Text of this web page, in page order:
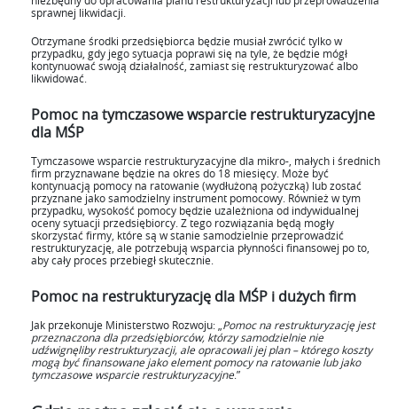
sprawnej likwidacji.
Otrzymane środki przedsiębiorca będzie musiał zwrócić tylko w
przypadku, gdy jego sytuacja poprawi się na tyle, że będzie mógł
kontynuować swoją działalność, zamiast się restrukturyzować albo
likwidować.
Pomoc na tymczasowe wsparcie restrukturyzacyjne
dla MŚP
Tymczasowe wsparcie restrukturyzacyjne dla mikro-, małych i średnich
firm przyznawane będzie na okres do 18 miesięcy. Może być
kontynuacją pomocy na ratowanie (wydłużoną pożyczką) lub zostać
przyznane jako samodzielny instrument pomocowy. Również w tym
przypadku, wysokość pomocy będzie uzależniona od indywidualnej
oceny sytuacji przedsiębiorcy. Z tego rozwiązania będą mogły
skorzystać firmy, które są w stanie samodzielnie przeprowadzić
restrukturyzację, ale potrzebują wsparcia płynności finansowej po to,
aby cały proces przebiegł skutecznie.
Pomoc na restrukturyzację dla MŚP i dużych firm
Jak przekonuje Ministerstwo Rozwoju: „ Pomoc na restrukturyzację jest
przeznaczona dla przedsiębiorców, którzy samodzielnie nie
udźwignęliby restrukturyzacji, ale opracowali jej plan – którego koszty
mogą być finansowane jako element pomocy na ratowanie lub jako
tymczasowe wsparcie restrukturyzacyjne.”